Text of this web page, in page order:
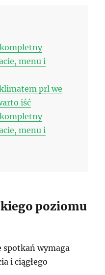
kompletny
menu i
prl we
iść
kompletny
menu i
poziomu
spotkań wymaga
i ciągłego